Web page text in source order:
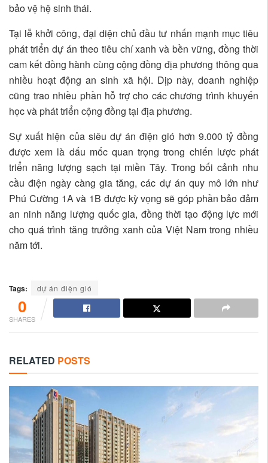
bảo vệ hệ sinh thái.
Tại lễ khởi công, đại diện chủ đầu tư nhấn mạnh mục tiêu
phát triển dự án theo tiêu chí xanh và bền vững, đồng thời
cam kết đồng hành cùng cộng đồng địa phương thông qua
nhiều hoạt động an sinh xã hội. Dịp này, doanh nghiệp
cũng trao nhiều phần hỗ trợ cho các chương trình khuyến
học và phát triển cộng đồng tại địa phương.
Sự xuất hiện của siêu dự án điện gió hơn 9.000 tỷ đồng
được xem là dấu mốc quan trọng trong chiến lược phát
triển năng lượng sạch tại miền Tây. Trong bối cảnh nhu
cầu điện ngày càng gia tăng, các dự án quy mô lớn như
Phú Cường 1A và 1B được kỳ vọng sẽ góp phần bảo đảm
an ninh năng lượng quốc gia, đồng thời tạo động lực mới
cho quá trình tăng trưởng xanh của Việt Nam trong nhiều
năm tới.
Tags: dự án điện gió
0
SHARES
RELATED POSTS